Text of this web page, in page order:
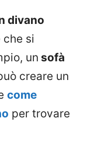
divano
che si
un sofà
creare un
come
per trovare